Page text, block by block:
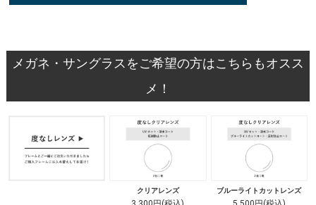
メガネ・サングラスをご希望の方はこちらもオスス
メ！
クリアレンズ ブルーライトカットレンズ